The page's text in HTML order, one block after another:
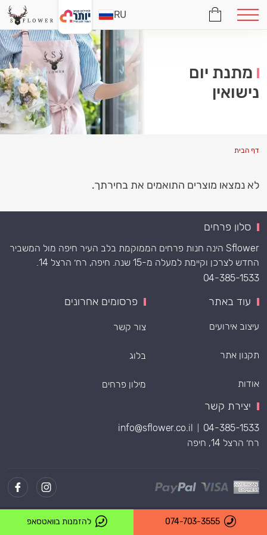
מתנת יום
נישואין
דף הבית
לא נמצאו מוצרים התואמים את בחירתך.
סלון פרחים
Sflower הינה חנות פרחים הממוקמת בלב העיר חיפה מול המשביר
החדש לצרכן וקיימת למעלה מ-15 שנה. חיפה, רח׳ הרצל 14.
04-385-1533
עוד באתר
עיצוב אירועים
תקנון אתר
אודות
פרסומים אחרונים
צור קשר
בלוג
מילון פרחים
יצירת קשר
04-385-1533
info@sflower.co.il
רח׳ הרצל 14, חיפה
RU
Powered by
074-703-3555 להזמנות בוואטסאפ